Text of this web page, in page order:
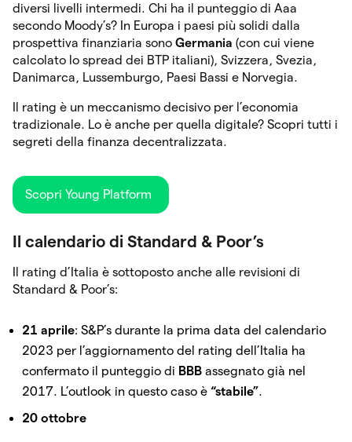
diversi livelli intermedi. Chi ha il punteggio di Aaa
secondo Moody’s? In Europa i paesi più solidi dalla
prospettiva finanziaria sono Germania (con cui viene
calcolato lo spread dei BTP italiani), Svizzera, Svezia,
Danimarca, Lussemburgo, Paesi Bassi e Norvegia.
Il rating è un meccanismo decisivo per l’economia
tradizionale. Lo è anche per quella digitale? Scopri tutti i
segreti della finanza decentralizzata.
Scopri Young Platform
Il calendario di Standard & Poor’s
Il rating d’Italia è sottoposto anche alle revisioni di
Standard & Poor’s:
21 aprile: S&P’s durante la prima data del calendario
2023 per l’aggiornamento del rating dell’Italia ha
confermato il punteggio di BBB assegnato già nel
2017. L’outlook in questo caso è “stabile”.
20 ottobre